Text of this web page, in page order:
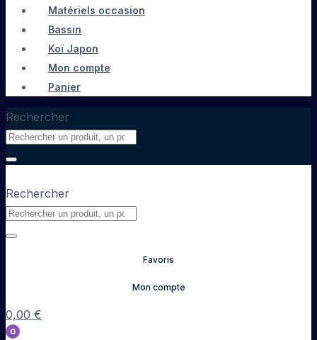
Matériels occasion
Bassin
Koï Japon
Mon compte
Panier
Rechercher
Rechercher
Favoris
Mon compte
0,00 €
0